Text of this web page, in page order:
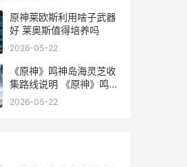
原神莱欧斯利用啥子武器
好 莱奥斯值得培养吗
2026-05-22
《原神》鸣神岛海灵芝收
集路线说明 《原神》鸣神
岛怎么进
2026-05-22